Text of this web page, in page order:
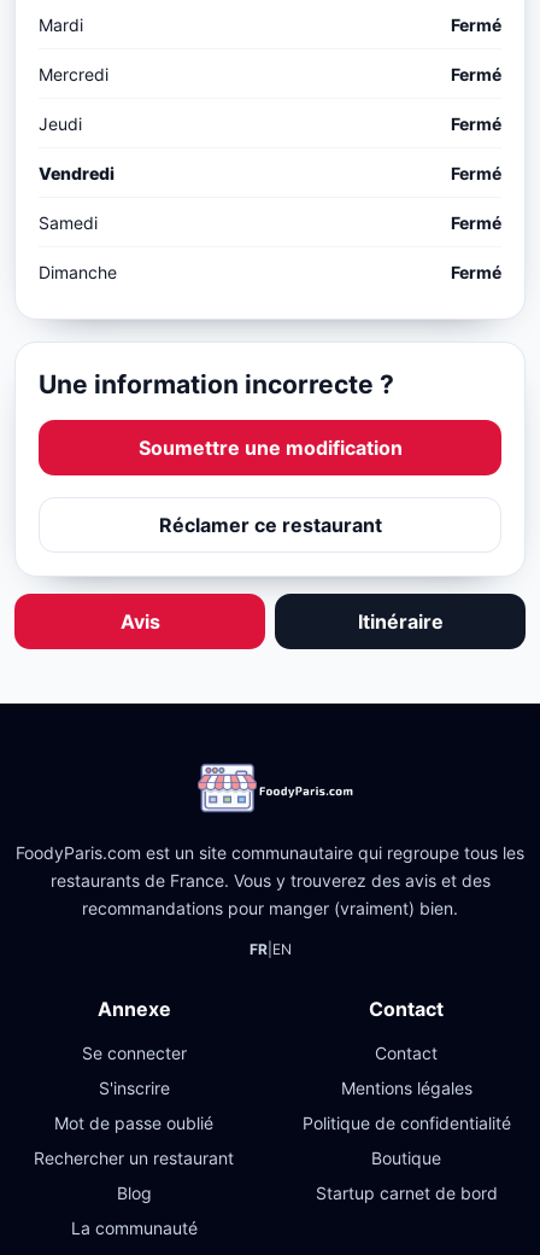
Mardi Fermé
Mercredi Fermé
Jeudi Fermé
Vendredi Fermé
Samedi Fermé
Dimanche Fermé
Une information incorrecte ?
Soumettre une modification
Réclamer ce restaurant
Avis Itinéraire
FoodyParis.com est un site communautaire qui regroupe tous les
restaurants de France. Vous y trouverez des avis et des
recommandations pour manger (vraiment) bien.
FR| EN
Annexe
Se connecter
S'inscrire
Mot de passe oublié
Rechercher un restaurant
Blog
La communauté
Contact
Contact
Mentions légales
Politique de confidentialité
Boutique
Startup carnet de bord